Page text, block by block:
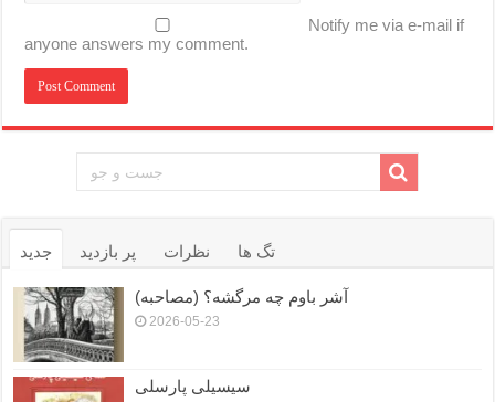
Notify me via e-mail if
anyone answers my comment.
جدید پر بازدید نظرات تگ ها
آشر باوم چه مرگشه؟ (مصاحبه)
2026-05-23
سیسیلی پارسلی